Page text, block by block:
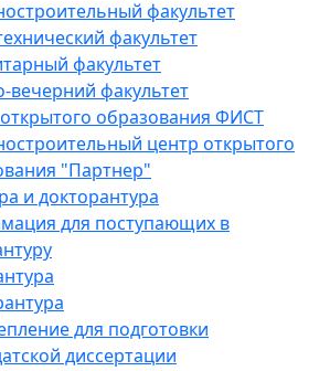
факультет
факультет
факультет
вечерний факультет
образования ФИСТ
центр открытого
"Партнер"
и докторантура
для поступающих в
для подготовки
диссертации